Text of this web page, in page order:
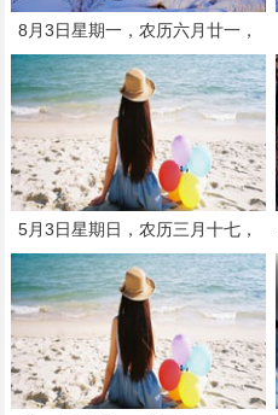
8月3日星期一，农历六月廿一，
工作愉快，平安喜乐
5月3日星期日，农历三月十七，
工作愉快，平安喜乐